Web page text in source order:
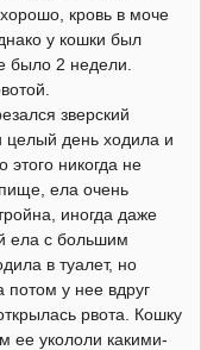
кровь в моче
у кошки был
было 2 недели.
зверский
целый день ходила и
никогда не
ела очень
иногда даже
ела с большим
в туалет, но
потом у нее вдруг
рвота. Кошку
ее укололи какими-